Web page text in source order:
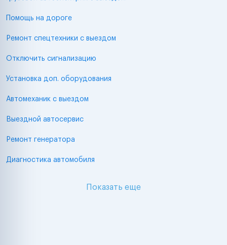
Помощь на дороге
Ремонт спецтехники с выездом
Отключить сигнализацию
Установка доп. оборудования
Автомеханик с выездом
Выездной автосервис
Ремонт генератора
Диагностика автомобиля
Показать еще